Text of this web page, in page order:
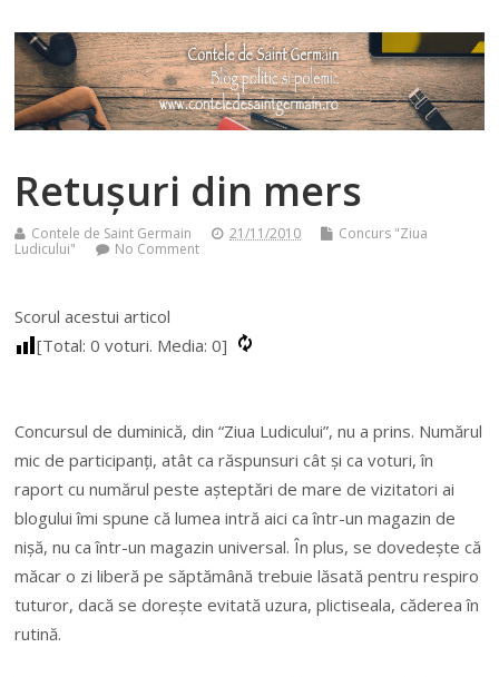
Retușuri din mers
Contele de Saint Germain 21/11/2010
Concurs "Ziua
Ludicului"
No Comment
Scorul acestui articol
[Total:0 voturi. Media:0]
Concursul de duminică, din “Ziua Ludicului”, nu a prins. Numărul
mic de participanți, atât ca răspunsuri cât și ca voturi, în
raport cu numărul peste așteptări de mare de vizitatori ai
blogului îmi spune că lumea intră aici ca într-un magazin de
nișă, nu ca într-un magazin universal. În plus, se dovedește că
măcar o zi liberă pe săptămână trebuie lăsată pentru respiro
tuturor, dacă se dorește evitată uzura, plictiseala, căderea în
rutină.